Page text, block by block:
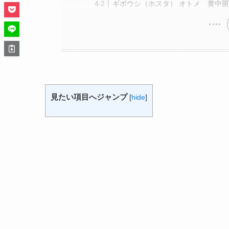
ギボウシ（ホスタ） オトメ 黄中斑
見たい項目へジャンプ [hide]